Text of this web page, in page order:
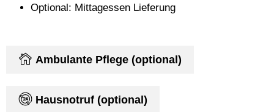
Optional: Mittagessen Lieferung
Ambulante Pflege (optional)
Hausnotruf (optional)
Mit dem
Laden der
akzeptieren
Sie die